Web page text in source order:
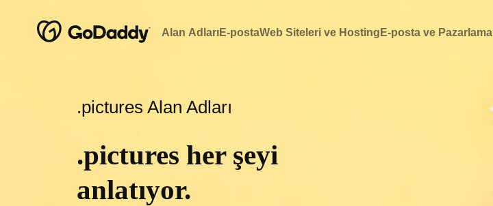
Alan AdlarıE-postaWeb Siteleri ve Hosting E-posta ve Pazarlama
.pictures Alan Adları
.pictures her şeyi
anlatıyor.